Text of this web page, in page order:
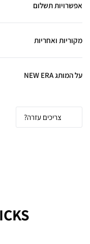
אפשרויות תשלום
מקוריות ואחריות
על המותג NEW ERA
צריכים עזרה?